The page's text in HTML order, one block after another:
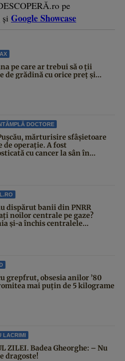
pe
și Google Showcase
pe care ar trebui să o ții
de grădină cu orice preț și...
DOCTORE
mărturisire sfâșietoare
de operație. A fost
cu cancer la sân în...
dispărut banii din PNRR
noilor centrale pe gaze?
și-a închis centralele...
grepfrut, obsesia anilor ’80
mai puțin de 5 kilograme
LACRIMI
ZILEI. Badea Gheorghe: – Nu
dragoste!